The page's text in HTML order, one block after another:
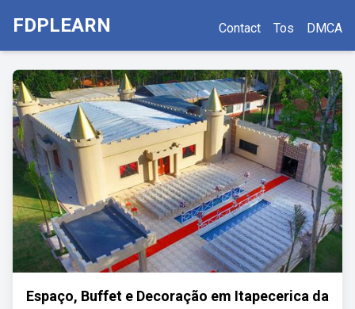
FDPLEARN Contact Tos DMCA
Espaço, Buffet e Decoração em Itapecerica da